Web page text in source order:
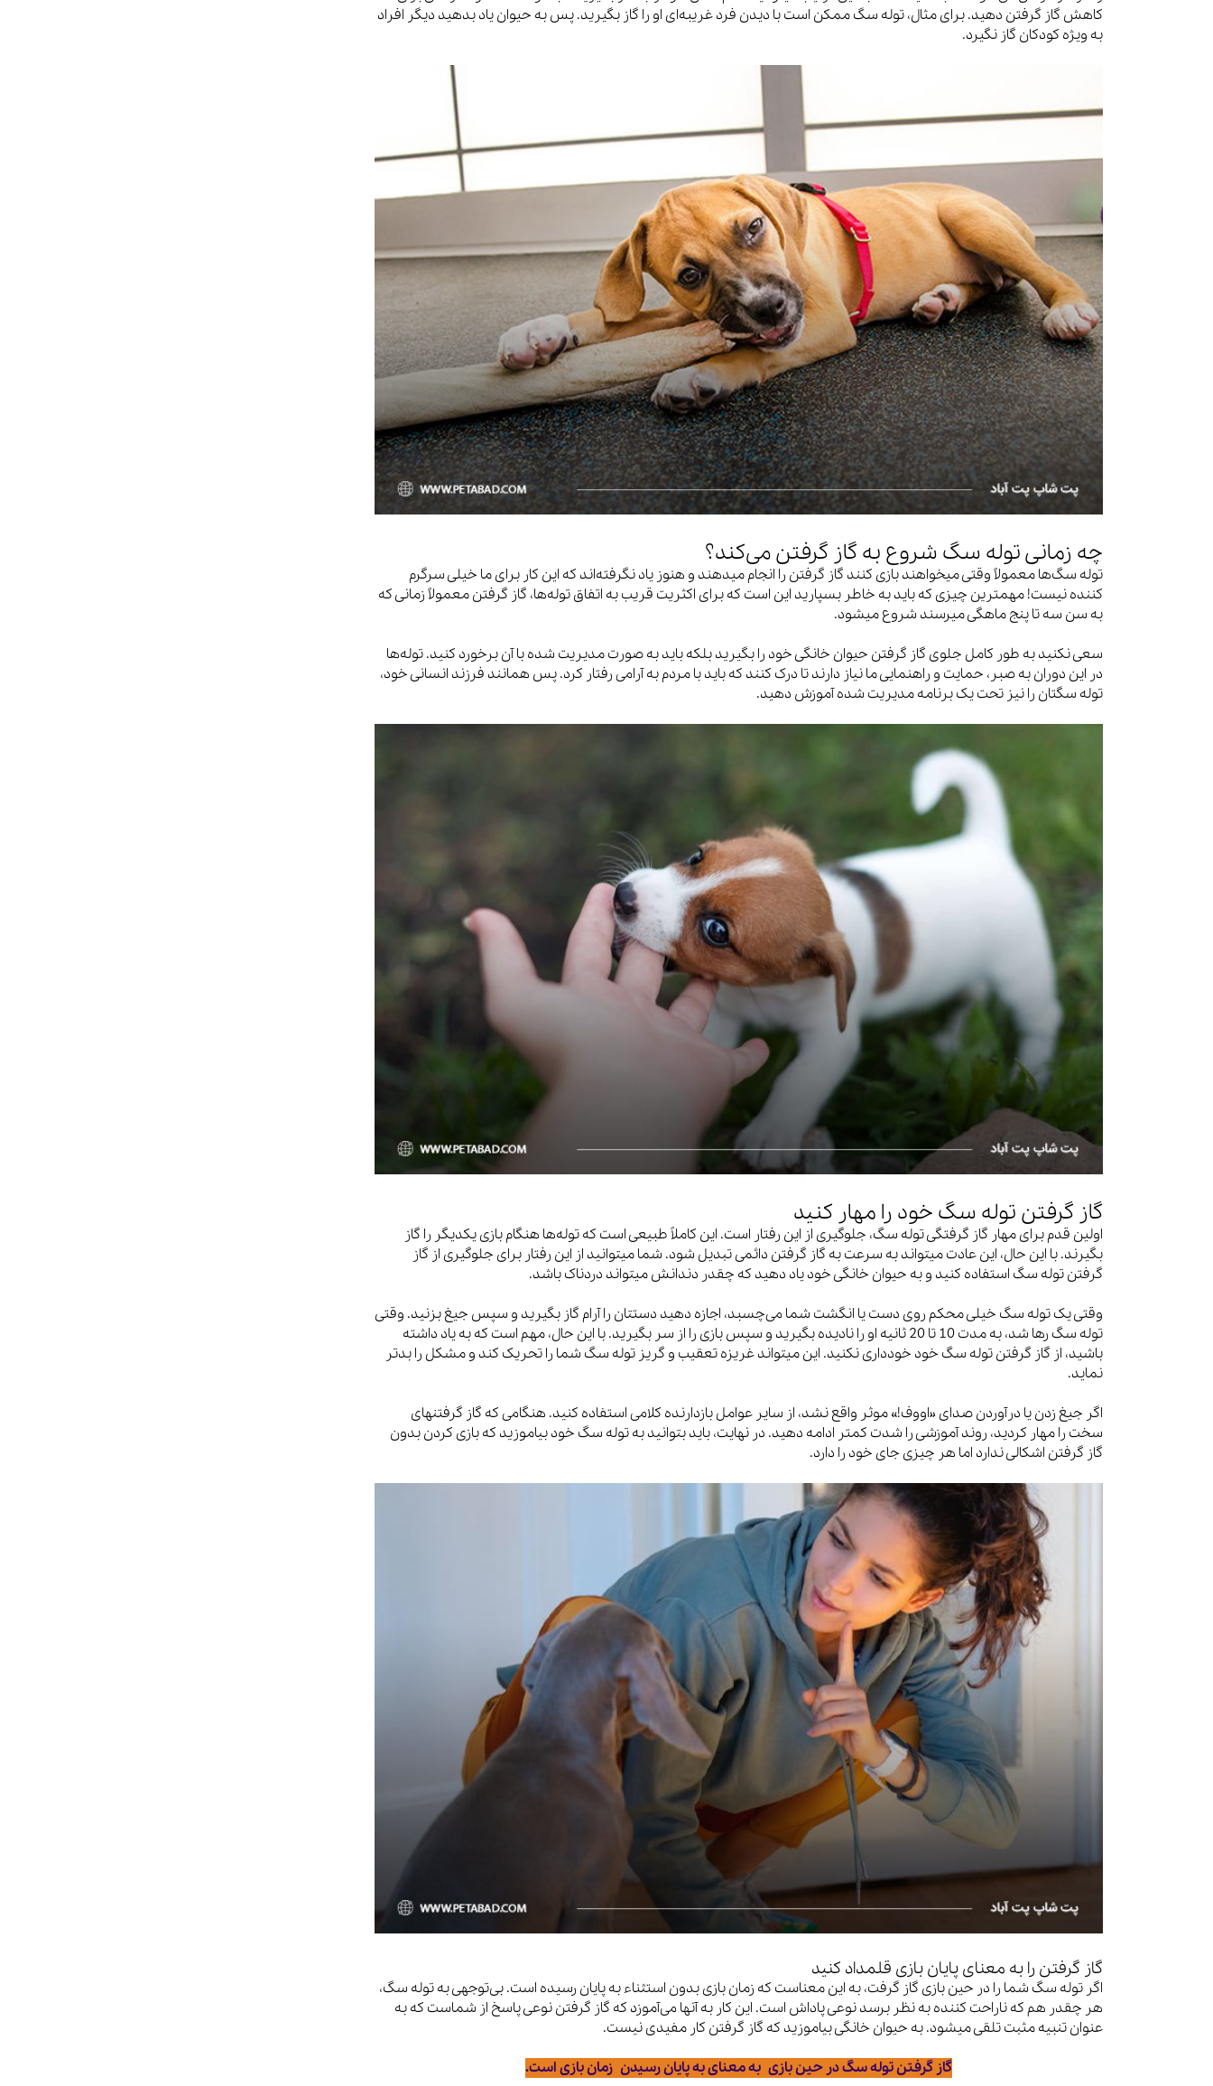
کاهش گاز گرفتن دهید. برای مثال، توله سگ ممکن است با دیدن فرد غریبه‌ای او را گاز بگیرید. پس به حیوان یاد بدهید دیگر افراد
به ویژه کودکان گاز نگیرد.
چه زمانی توله سگ شروع به گاز گرفتن می‌کند؟
توله سگ‌ها معمولاً وقتی میخواهند بازی کنند گاز گرفتن را انجام میدهند و هنوز یاد نگرفته‌اند که این کار برای ما خیلی سرگرم
کننده نیست! مهمترین چیزی که باید به خاطر بسپارید این است که برای اکثریت قریب به اتفاق توله‌ها، گاز گرفتن معمولاً زمانی که
به سن سه تا پنج ماهگی میرسند شروع میشود.
سعی نکنید به طور کامل جلوی گاز گرفتن حیوان خانگی خود را بگیرید بلکه باید به صورت مدیریت شده با آن برخورد کنید. توله‌ها
در این دوران به صبر، حمایت و راهنمایی ما نیاز دارند تا درک کنند که باید با مردم به آرامی رفتار کرد. پس همانند فرزند انسانی خود،
توله سگتان را نیز تحت یک برنامه مدیریت شده آموزش دهید.
گاز گرفتن توله سگ خود را مهار کنید
اولین قدم برای مهار گاز گرفتگی توله سگ، جلوگیری از این رفتار است. این کاملاً طبیعی است که توله‌ها هنگام بازی یکدیگر را گاز
بگیرند. با این حال، این عادت میتواند به سرعت به گاز گرفتن دائمی تبدیل شود. شما میتوانید از این رفتار برای جلوگیری از گاز
گرفتن توله سگ استفاده کنید و به حیوان خانگی خود یاد دهید که چقدر دندانش میتواند دردناک باشد.
وقتی یک توله سگ خیلی محکم روی دست یا انگشت شما می‌چسبد، اجازه دهید دستتان را آرام گاز بگیرید و سپس جیغ بزنید. وقتی
توله سگ رها شد، به مدت 10 تا 20 ثانیه او را نادیده بگیرید و سپس بازی را از سر بگیرید. با این حال، مهم است که به یاد داشته
باشید، از گاز گرفتن توله سگ خود خودداری نکنید. این میتواند غریزه تعقیب و گریز توله سگ شما را تحریک کند و مشکل را بدتر
نماید.
اگر جیغ زدن یا درآوردن صدای «اووف!» موثر واقع نشد، از سایر عوامل بازدارنده کلامی استفاده کنید. هنگامی که گاز گرفتنهای
سخت را مهار کردید، روند آموزشی را شدت کمتر ادامه دهید. در نهایت، باید بتوانید به توله سگ خود بیاموزید که بازی کردن بدون
گاز گرفتن اشکالی ندارد اما هر چیزی جای خود را دارد.
گاز گرفتن را به معنای پایان بازی قلمداد کنید
اگر توله سگ شما را در حین بازی گاز گرفت، به این معناست که زمان بازی بدون استثناء به پایان رسیده است. بی‌توجهی به توله سگ،
هر چقدر هم که ناراحت کننده به نظر برسد نوعی پاداش است. این کار به آنها می‌آموزد که گاز گرفتن نوعی پاسخ از شماست که به
عنوان تنبیه مثبت تلقی میشود. به حیوان خانگی بیاموزید که گاز گرفتن کار مفیدی نیست.
گاز گرفتن توله سگ در حین بازی به معنای به پایان رسیدن زمان بازی است.